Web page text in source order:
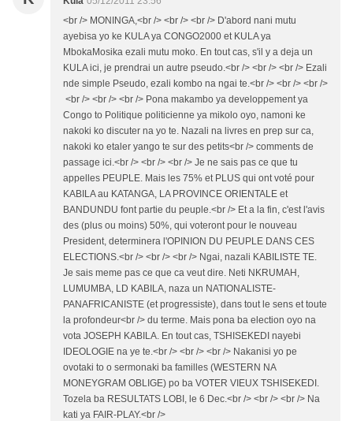
<br /> MONINGA,<br /> <br /> <br /> D'abord nani mutu
ayebisa yo ke KULA ya CONGO2000 et KULA ya
MbokaMosika ezali mutu moko. En tout cas, s'il y a deja un
KULA ici, je prendrai un autre pseudo.<br /> <br /> <br /> Ezali
nde simple Pseudo, ezali kombo na ngai te.<br /> <br /> <br />
<br /> <br /> <br /> Pona makambo ya developpement ya
Congo to Politique politicienne ya mikolo oyo, namoni ke
nakoki ko discuter na yo te. Nazali na livres en prep sur ca,
nakoki ko etaler yango te sur des petits<br /> comments de
passage ici.<br /> <br /> <br /> Je ne sais pas ce que tu
appelles PEUPLE. Mais les 75% et PLUS qui ont voté pour
KABILA au KATANGA, LA PROVINCE ORIENTALE et
BANDUNDU font partie du peuple.<br /> Et a la fin, c'est l'avis
des (plus ou moins) 50%, qui voteront pour le nouveau
President, determinera l'OPINION DU PEUPLE DANS CES
ELECTIONS.<br /> <br /> <br /> Ngai, nazali KABILISTE TE.
Je sais meme pas ce que ca veut dire. Neti NKRUMAH,
LUMUMBA, LD KABILA, naza un NATIONALISTE-
PANAFRICANISTE (et progressiste), dans tout le sens et toute
la profondeur<br /> du terme. Mais pona ba election oyo na
vota JOSEPH KABILA. En tout cas, TSHISEKEDI nayebi
IDEOLOGIE na ye te.<br /> <br /> <br /> Nakanisi yo pe
ovotaki to o sermonaki ba familles (WESTERN NA
MONEYGRAM OBLIGE) po ba VOTER VIEUX TSHISEKEDI.
Tozela ba RESULTATS LOBI, le 6 Dec.<br /> <br /> <br /> Na
kati ya FAIR-PLAY.<br />